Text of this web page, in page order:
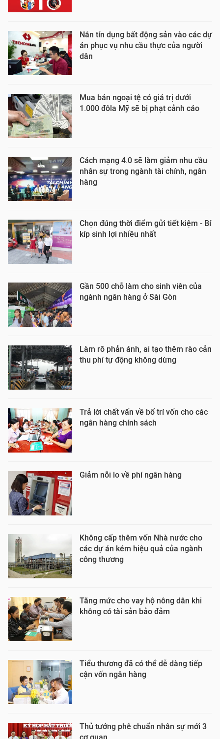
Nắn tín dụng bất động sản vào các dự
án phục vụ nhu cầu thực của người
dân
Mua bán ngoại tệ có giá trị dưới
1.000 đôla Mỹ sẽ bị phạt cảnh cáo
Cách mạng 4.0 sẽ làm giảm nhu cầu
nhân sự trong ngành tài chính, ngân
hàng
Chọn đúng thời điểm gửi tiết kiệm - Bí
kíp sinh lợi nhiều nhất
Gần 500 chỗ làm cho sinh viên của
ngành ngân hàng ở Sài Gòn
Làm rõ phản ánh, ai tạo thêm rào cản
thu phí tự động không dừng
Trả lời chất vấn về bố trí vốn cho các
ngân hàng chính sách
Giảm nỗi lo về phí ngân hàng
Không cấp thêm vốn Nhà nước cho
các dự án kém hiệu quả của ngành
công thương
Tăng mức cho vay hộ nông dân khi
không có tài sản bảo đảm
Tiểu thương đã có thể dễ dàng tiếp
cận vốn ngân hàng
Thủ tướng phê chuẩn nhân sự mới 3